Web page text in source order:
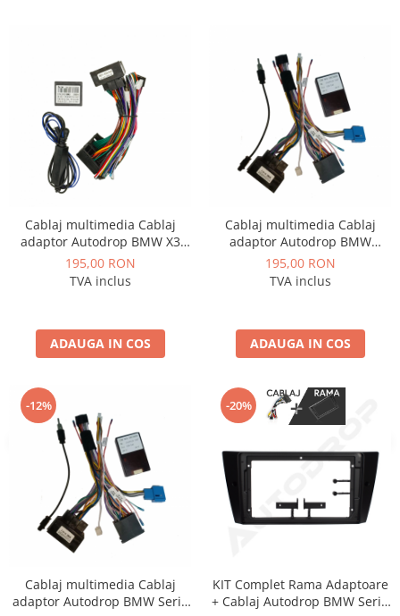
Cablaj multimedia Cablaj
adaptor Autodrop BMW X3
E83 (2006-2010) pentru
Navigații multimedia Android
195,00 RON
TVA inclus
ADAUGA IN COS
Cablaj multimedia Cablaj
adaptor Autodrop BMW
E39/E53/E38 pentru Navigatii
multimedia Android
195,00 RON
TVA inclus
ADAUGA IN COS
-12%
Cablaj multimedia Cablaj
adaptor Autodrop BMW Seria
-20%
KIT Complet Rama Adaptoare
+ Cablaj Autodrop BMW Seria